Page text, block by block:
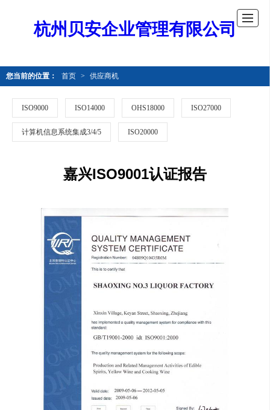
杭州贝安企业管理有限公司
您当前的位置： 首页 > 供应商机
ISO9000 ISO14000 OHS18000 ISO27000
计算机信息系统集成3/4/5 ISO20000
嘉兴ISO9001认证报告